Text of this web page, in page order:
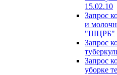
15.02.10
Запрос
и
"ШЦРБ"
Запрос
Запрос
уборке